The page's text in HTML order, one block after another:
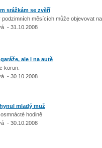
srážkám se zvěří
podzimních měsících může objevovat
- 31.10.2008
ale i na autě
korun.
- 30.10.2008
mladý muž
hodině
- 30.10.2008